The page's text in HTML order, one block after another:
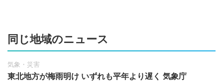
同じ地域のニュース
気象・災害
東北地方が梅雨明け いずれも平年より遅く 気象庁